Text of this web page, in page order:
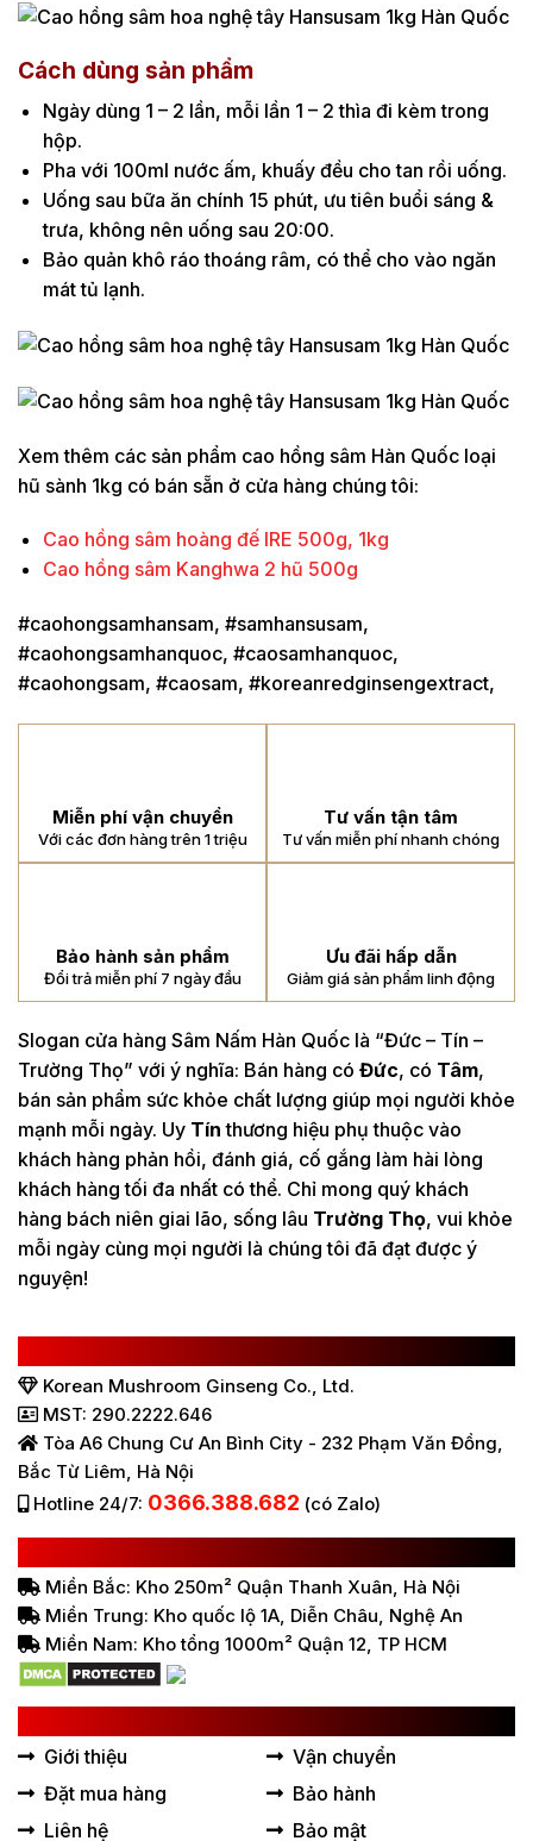
Cách dùng sản phẩm
Ngày dùng 1 – 2 lần, mỗi lần 1 – 2 thìa đi kèm trong
hộp.
Pha với 100ml nước ấm, khuấy đều cho tan rồi uống.
Uống sau bữa ăn chính 15 phút, ưu tiên buổi sáng &
trưa, không nên uống sau 20:00.
Bảo quản khô ráo thoáng râm, có thể cho vào ngăn
mát tủ lạnh.
Xem thêm các sản phẩm cao hồng sâm Hàn Quốc loại
hũ sành 1kg có bán sẵn ở cửa hàng chúng tôi:
Cao hồng sâm hoàng đế IRE 500g, 1kg
Cao hồng sâm Kanghwa 2 hũ 500g
#caohongsamhansam, #samhansusam,
#caohongsamhanquoc, #caosamhanquoc,
#caohongsam, #caosam, #koreanredginsengextract,
Miễn phí vận chuyển
Với các đơn hàng trên 1 triệu
Tư vấn tận tâm
Tư vấn miễn phí nhanh chóng
Bảo hành sản phẩm
Đổi trả miễn phí 7 ngày đầu
Ưu đãi hấp dẫn
Giảm giá sản phẩm linh động
Slogan cửa hàng Sâm Nấm Hàn Quốc là “Đức – Tín –
Trường Thọ” với ý nghĩa: Bán hàng có Đức, có Tâm,
bán sản phẩm sức khỏe chất lượng giúp mọi người khỏe
mạnh mỗi ngày. Uy Tín thương hiệu phụ thuộc vào
khách hàng phản hồi, đánh giá, cố gắng làm hài lòng
khách hàng tối đa nhất có thể. Chỉ mong quý khách
hàng bách niên giai lão, sống lâu Trường Thọ, vui khỏe
mỗi ngày cùng mọi người là chúng tôi đã đạt được ý
nguyện!
Korean Mushroom Ginseng Co., Ltd.
MST: 290.2222.646
Tòa A6 Chung Cư An Bình City - 232 Phạm Văn Đồng,
Bắc Từ Liêm, Hà Nội
Hotline 24/7: 0366.388.682 (có Zalo)
Miền Bắc: Kho 250m² Quận Thanh Xuân, Hà Nội
Miền Trung: Kho quốc lộ 1A, Diễn Châu, Nghệ An
Miền Nam: Kho tổng 1000m² Quận 12, TP HCM
Giới thiệu
Đặt mua hàng
Liên hệ
Vận chuyển
Bảo hành
Bảo mật